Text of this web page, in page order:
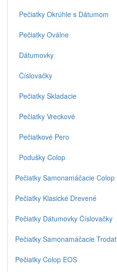
Pečiatky Okrúhle s Dátumom
Pečiatky Oválne
Dátumovky
Číslovačky
Pečiatky Skladacie
Pečiatky Vreckové
Pečiatkové Pero
Podušky Colop
Pečiatky Samonamáčacie Colop
Pečiatky Klasické Drevené
Pečiatky Dátumovky Číslovačky
Pečiatky Samonamáčacie Trodat
Pečiatky Colop EOS